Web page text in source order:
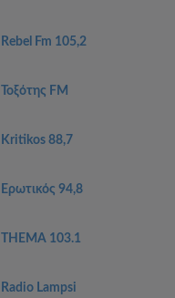
Rebel Fm 105,2
Τοξότης FM
Kritikos 88,7
Ερωτικός 94,8
THEMA 103.1
Radio Lampsi